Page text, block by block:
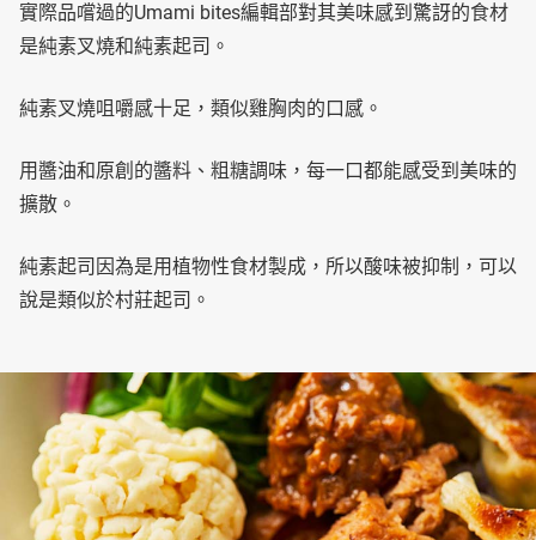
實際品嚐過的Umami bites編輯部對其美味感到驚訝的食材
是純素叉燒和純素起司。
純素叉燒咀嚼感十足，類似雞胸肉的口感。
用醬油和原創的醬料、粗糖調味，每一口都能感受到美味的
擴散。
純素起司因為是用植物性食材製成，所以酸味被抑制，可以
說是類似於村莊起司。